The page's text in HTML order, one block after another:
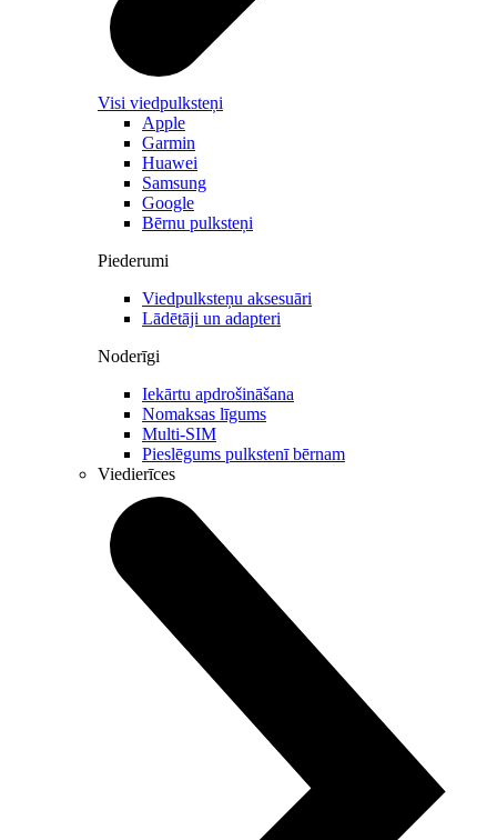
Visi viedpulksteņi
Apple
Garmin
Huawei
Samsung
Google
Bērnu pulksteņi
Piederumi
Viedpulksteņu aksesuāri
Lādētāji un adapteri
Noderīgi
Iekārtu apdrošināšana
Nomaksas līgums
Multi-SIM
Pieslēgums pulkstenī bērnam
Viedierīces